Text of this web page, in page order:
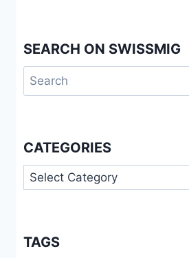
SEARCH ON SWISSMIG
Search
for:
CATEGORIES
Categories
TAGS